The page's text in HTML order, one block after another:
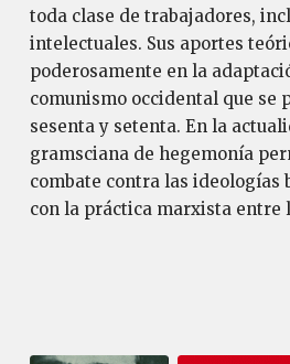
toda clase de trabajadores,
intelectuales. Sus aportes
poderosamente en la
comunismo occidental que se
sesenta y setenta. En la
gramsciana de hegemonía
combate contra las ideologías
con la práctica marxista entre